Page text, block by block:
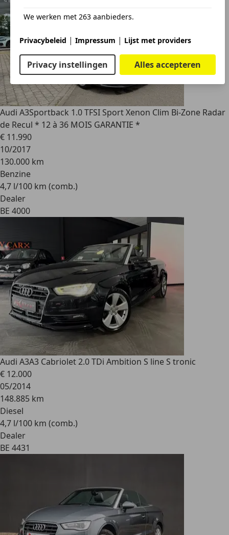
We werken met 263 aanbieders.
Privacybeleid | Impressum | Lijst met providers
Privacy instellingen Alles accepteren
Audi A3Sportback 1.0 TFSI Sport Xenon Clim Bi-Zone Radar
de Recul * 12 à 36 MOIS GARANTIE *
€ 11.990
10/2017
130.000 km
Benzine
4,7 l/100 km (comb.)
Dealer
BE 4000
Audi A3A3 Cabriolet 2.0 TDi Ambition S line S tronic
€ 12.000
05/2014
148.885 km
Diesel
4,7 l/100 km (comb.)
Dealer
BE 4431